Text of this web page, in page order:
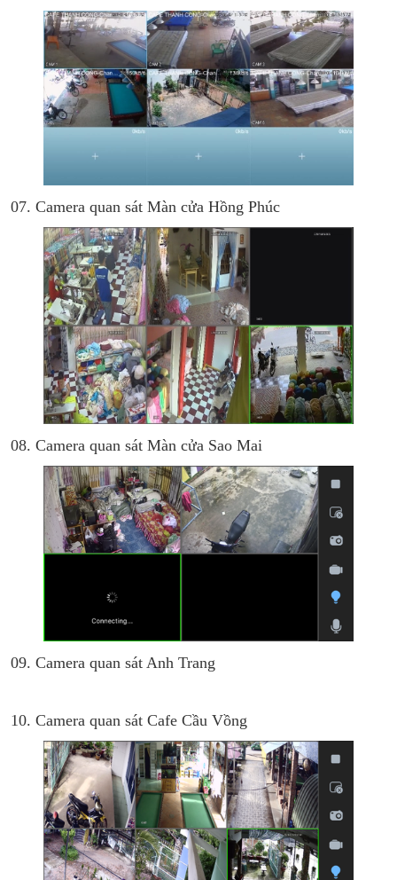
07. Camera quan sát Màn cửa Hồng Phúc
08. Camera quan sát Màn cửa Sao Mai
09. Camera quan sát Anh Trang
10. Camera quan sát Cafe Cầu Vồng